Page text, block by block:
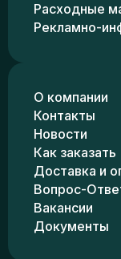
Расходные
Рекламно-
О компании
Контакты
Новости
Как заказать
Доставка и
Вопрос-
Вакансии
Документы